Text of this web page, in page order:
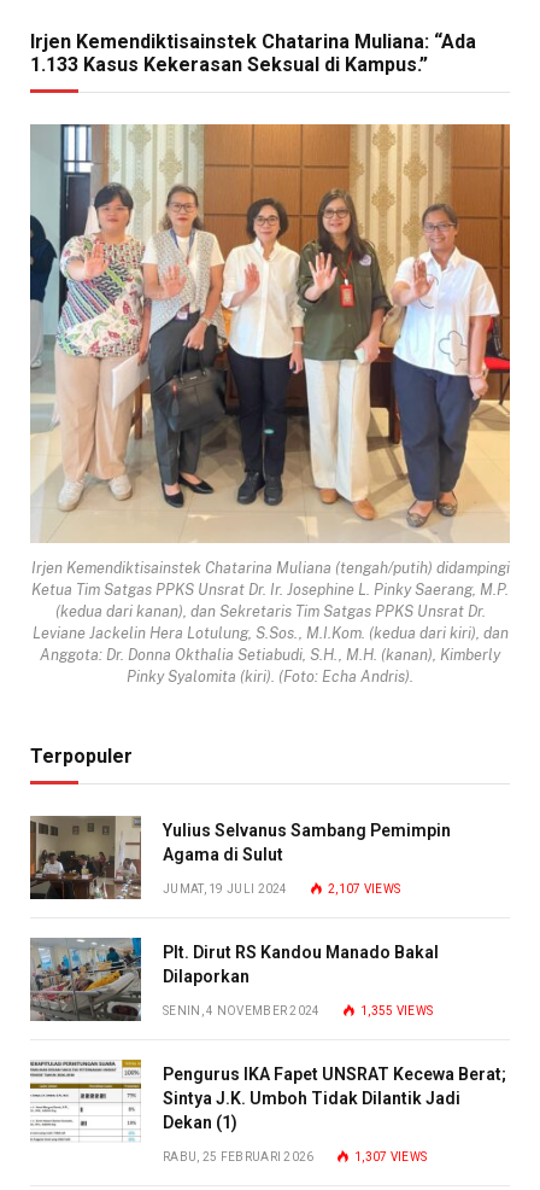
Irjen Kemendiktisainstek Chatarina Muliana: “Ada
1.133 Kasus Kekerasan Seksual di Kampus.”
Irjen Kemendiktisainstek Chatarina Muliana (tengah/putih) didampingi
Ketua Tim Satgas PPKS Unsrat Dr. Ir. Josephine L. Pinky Saerang, M.P.
(kedua dari kanan), dan Sekretaris Tim Satgas PPKS Unsrat Dr.
Leviane Jackelin Hera Lotulung, S.Sos., M.I.Kom. (kedua dari kiri), dan
Anggota: Dr. Donna Okthalia Setiabudi, S.H., M.H. (kanan), Kimberly
Pinky Syalomita (kiri). (Foto: Echa Andris).
Terpopuler
Yulius Selvanus Sambang Pemimpin
Agama di Sulut
JUMAT, 19 JULI 2024 2,107 VIEWS
Plt. Dirut RS Kandou Manado Bakal
Dilaporkan
SENIN, 4 NOVEMBER 2024 1,355 VIEWS
Pengurus IKA Fapet UNSRAT Kecewa Berat;
Sintya J.K. Umboh Tidak Dilantik Jadi
Dekan (1)
RABU, 25 FEBRUARI 2026 1,307 VIEWS